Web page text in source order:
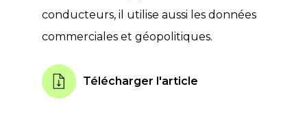
conducteurs, il utilise aussi les données
commerciales et géopolitiques.
Télécharger l'article